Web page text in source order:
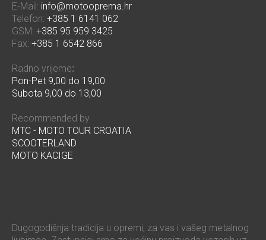
E-Mail: info@motooprema.hr
Telefon: +385 1 6141 062
GSM: +385 95 959 3425
Fax: +385 1 6542 866
Radno vrijeme:
Pon-Pet 9,00 do 19,00
Subota 9,00 do 13,00
Recommended by
MTC - MOTO TOUR CROATIA
SCOOTERLAND
MOTO KACIGE
Dugogodišnja tradicija u opremi, za vas i vašeg metalnog